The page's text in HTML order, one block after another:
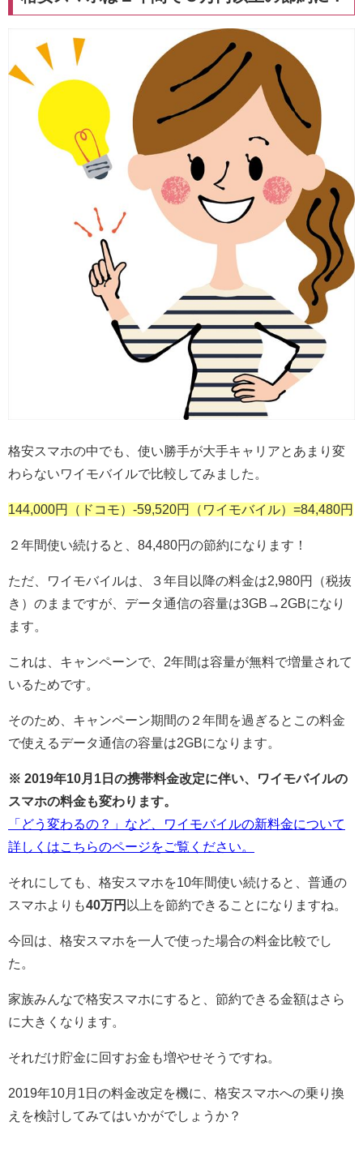
格安スマホの中でも、使い勝手が大手キャリアとあまり変
わらないワイモバイルで比較してみました。
144,000円（ドコモ）-59,520円（ワイモバイル）=84,480円
２年間使い続けると、84,480円の節約になります！
ただ、ワイモバイルは、３年目以降の料金は2,980円（税抜
き）のままですが、データ通信の容量は3GB→2GBになり
ます。
これは、キャンペーンで、2年間は容量が無料で増量されて
いるためです。
そのため、キャンペーン期間の２年間を過ぎるとこの料金
で使えるデータ通信の容量は2GBになります。
※ 2019年10月1日の携帯料金改定に伴い、ワイモバイルの
スマホの料金も変わります。
「どう変わるの？」など、ワイモバイルの新料金について
詳しくはこちらのページをご覧ください。
それにしても、格安スマホを10年間使い続けると、普通の
スマホよりも40万円 以上を節約できることになりますね。
今回は、格安スマホを一人で使った場合の料金比較でし
た。
家族みんなで格安スマホにすると、節約できる金額はさら
に大きくなります。
それだけ貯金に回すお金も増やせそうですね。
2019年10月1日の料金改定を機に、格安スマホへの乗り換
えを検討してみてはいかがでしょうか？